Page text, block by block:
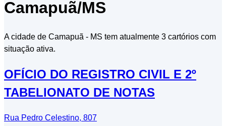
Camapuã/MS
A cidade de Camapuã - MS tem atualmente 3 cartórios com
situação ativa.
OFÍCIO DO REGISTRO CIVIL E 2º
TABELIONATO DE NOTAS
Rua Pedro Celestino, 807